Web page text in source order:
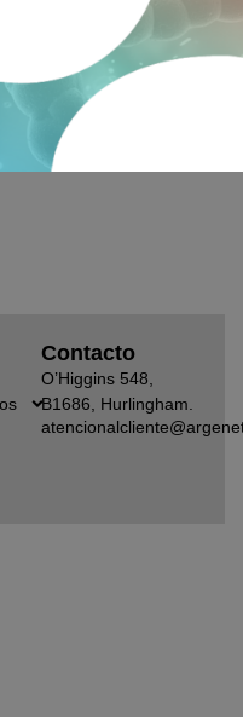
Contacto
O’Higgins 548,
B1686, Hurlingham.